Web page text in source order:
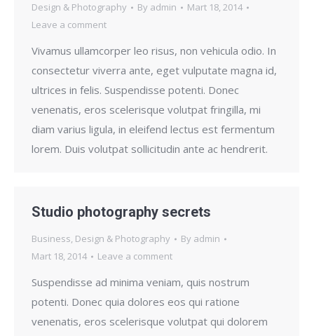
Design & Photography By admin
Mart 18, 2014
Leave a comment
Vivamus ullamcorper leo risus, non vehicula odio. In
consectetur viverra ante, eget vulputate magna id,
ultrices in felis. Suspendisse potenti. Donec
venenatis, eros scelerisque volutpat fringilla, mi
diam varius ligula, in eleifend lectus est fermentum
lorem. Duis volutpat sollicitudin ante ac hendrerit.
Studio photography secrets
Business, Design & Photography By admin
Mart 18, 2014
Leave a comment
Suspendisse ad minima veniam, quis nostrum
potenti. Donec quia dolores eos qui ratione
venenatis, eros scelerisque volutpat qui dolorem